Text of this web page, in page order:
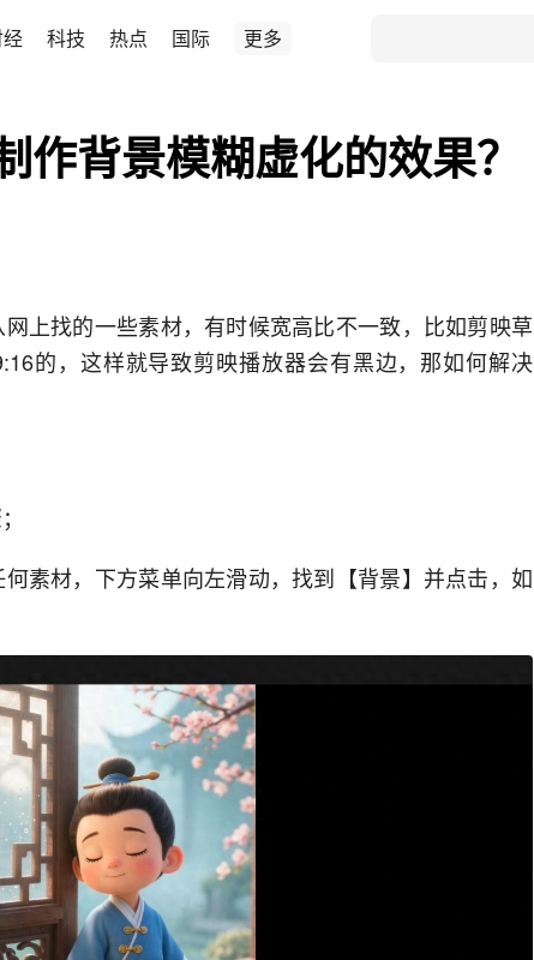
科技 热点 国际 更多
作背景模糊虚化的效果？
上找的一些素材，有时候宽高比不一致，比如剪映草
的，这样就导致剪映播放器会有黑边，那如何解决
素材，下方菜单向左滑动，找到【背景】并点击，如